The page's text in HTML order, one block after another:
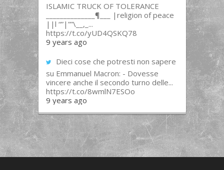
ISLAMIC TRUCK OF TOLERANCE
______________¶___ |religion of peace
||l “”|””\__,_...
https://t.co/yUD4QSKQ78
9 years ago
Dieci cose che potresti non sapere
su Emmanuel Macron: - Dovesse
vincere anche il secondo turno delle...
https://t.co/8wmlN7ESOo
9 years ago